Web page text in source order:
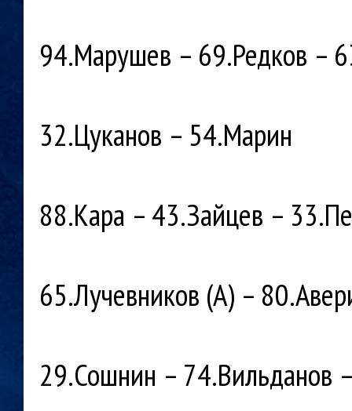
94.Марушев – 69.Редков –
32.Цуканов – 54.Марин
88.Кара – 43.Зайцев –
65.Лучевников (А) –
29.Сошнин – 74.Вильданов